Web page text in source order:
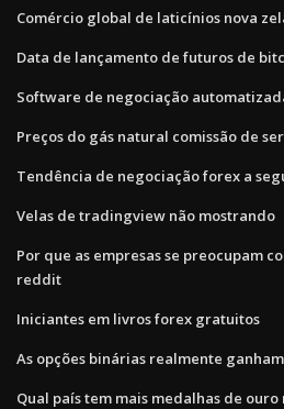
Comércio global de laticínios nova
Data de lançamento de futuros de
Software de negociação
Preços do gás natural comissão de
Tendência de negociação forex a
Velas de tradingview não mostrando
Por que as empresas se preocupam
reddit
Iniciantes em livros forex gratuitos
As opções binárias realmente
Qual país tem mais medalhas de ouro